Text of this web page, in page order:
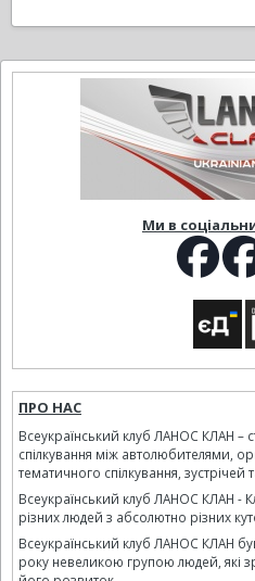
Ми в
ПРО НАС
Всеукраїнський клуб ЛАНОС КЛАН –
спілкування між автолюбителями,
тематичного спілкування, зустрічей
Всеукраїнський клуб ЛАНОС КЛАН -
різних людей з абсолютно різних
Всеукраїнський клуб ЛАНОС КЛАН
року невеликою групою людей, які